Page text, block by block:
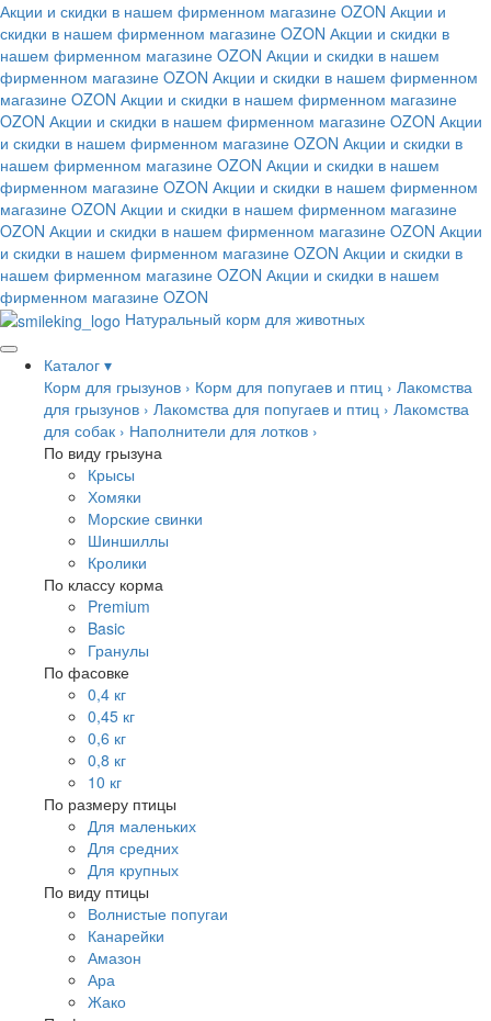
Акции и скидки в нашем фирменном магазине OZON Акции и
скидки в нашем фирменном магазине OZON Акции и скидки в
нашем фирменном магазине OZON Акции и скидки в нашем
фирменном магазине OZON Акции и скидки в нашем фирменном
магазине OZON Акции и скидки в нашем фирменном магазине
OZON Акции и скидки в нашем фирменном магазине OZON Акции
и скидки в нашем фирменном магазине OZON Акции и скидки в
нашем фирменном магазине OZON Акции и скидки в нашем
фирменном магазине OZON Акции и скидки в нашем фирменном
магазине OZON Акции и скидки в нашем фирменном магазине
OZON Акции и скидки в нашем фирменном магазине OZON Акции
и скидки в нашем фирменном магазине OZON Акции и скидки в
нашем фирменном магазине OZON Акции и скидки в нашем
фирменном магазине OZON
Натуральный корм для животных
Каталог ▾
Корм для грызунов › Корм для попугаев и птиц › Лакомства
для грызунов › Лакомства для попугаев и птиц › Лакомства
для собак › Наполнители для лотков ›
По виду грызуна
Крысы
Хомяки
Морские свинки
Шиншиллы
Кролики
По классу корма
Premium
Basic
Гранулы
По фасовке
0,4 кг
0,45 кг
0,6 кг
0,8 кг
10 кг
По размеру птицы
Для маленьких
Для средних
Для крупных
По виду птицы
Волнистые попугаи
Канарейки
Амазон
Ара
Жако